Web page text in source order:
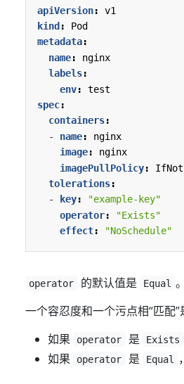
apiVersion:
v1
kind :
Pod
metadata:
name:
nginx
labels:
env:
test
spec:
containers:
- name:
nginx
image:
nginx
imagePullPolicy:
tolerations:
-
key:
"example-key"
operator:
"Exists"
effect: "NoSchedule"
operator 的默认值是 Equal 。
一个容忍度和一个污点相“匹配
如果
operator 是 Exists
如果
operator 是 Equal